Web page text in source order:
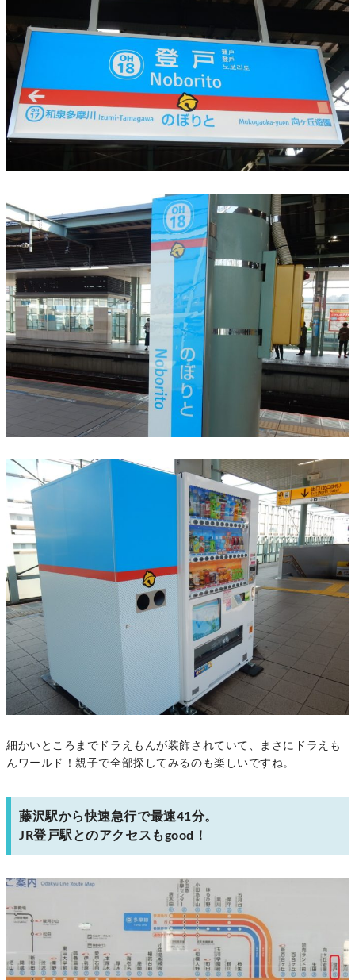
細かいところまでドラえもんが装飾されていて、まさにドラえも
んワールド！親子で全部探してみるのも楽しいですね。
藤沢駅から快速急行で最速41分。
JR登戸駅とのアクセスもgood！